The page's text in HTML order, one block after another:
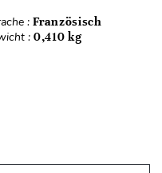
: Französisch
: 0,410 kg